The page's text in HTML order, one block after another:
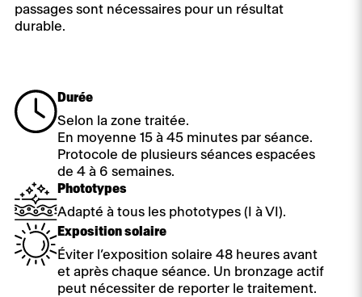
passages sont nécessaires pour un résultat
durable.
Durée
Selon la zone traitée.
En moyenne 15 à 45 minutes par séance.
Protocole de plusieurs séances espacées
de 4 à 6 semaines.
Phototypes
Adapté à tous les phototypes (I à VI).
Exposition solaire
Éviter l’exposition solaire 48 heures avant
et après chaque séance. Un bronzage actif
peut nécessiter de reporter le traitement.